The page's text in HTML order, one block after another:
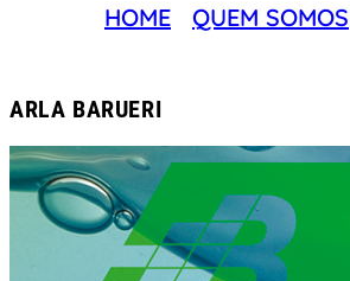
HOME QUEM SOMOS
ARLA BARUERI